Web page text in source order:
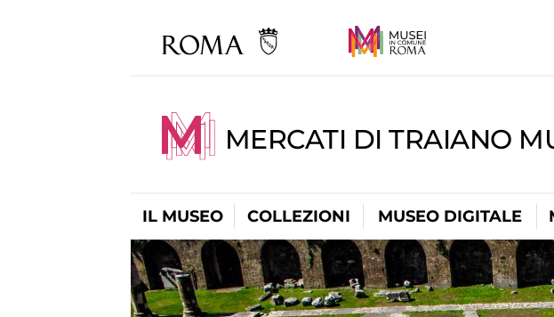
MERCATI DI TRAIANO
IL MUSEO COLLEZIONI MUSEO DIGITALE